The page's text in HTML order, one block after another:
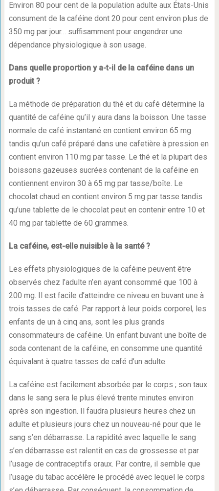
Environ 80 pour cent de la population adulte aux États-Unis
consument de la caféine dont 20 pour cent environ plus de
350 mg par jour… suffisamment pour engendrer une
dépendance physiologique à son usage.
Dans quelle proportion y a-t-il de la caféine dans un
produit ?
La méthode de préparation du thé et du café détermine la
quantité de caféine qu’il y aura dans la boisson. Une tasse
normale de café instantané en contient environ 65 mg
tandis qu’un café préparé dans une cafetière à pression en
contient environ 110 mg par tasse. Le thé et la plupart des
boissons gazeuses sucrées contenant de la caféine en
contiennent environ 30 à 65 mg par tasse/boîte. Le
chocolat chaud en contient environ 5 mg par tasse tandis
qu’une tablette de le chocolat peut en contenir entre 10 et
40 mg par tablette de 60 grammes.
La caféine, est-elle nuisible à la santé ?
Les effets physiologiques de la caféine peuvent être
observés chez l’adulte n’en ayant consommé que 100 à
200 mg. Il est facile d’atteindre ce niveau en buvant une à
trois tasses de café. Par rapport à leur poids corporel, les
enfants de un à cinq ans, sont les plus grands
consommateurs de caféine. Un enfant buvant une boîte de
soda contenant de la caféine, en consomme une quantité
équivalant à quatre tasses de café d’un adulte.
La caféine est facilement absorbée par le corps ; son taux
dans le sang sera le plus élevé trente minutes environ
après son ingestion. Il faudra plusieurs heures chez un
adulte et plusieurs jours chez un nouveau-né pour que le
sang s’en débarrasse. La rapidité avec laquelle le sang
s’en débarrasse est ralentit en cas de grossesse et par
l’usage de contraceptifs oraux. Par contre, il semble que
l’usage du tabac accélère le procédé avec lequel le corps